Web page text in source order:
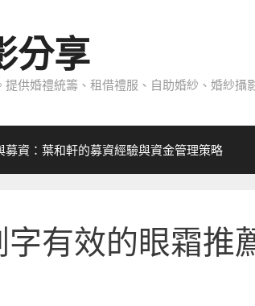
分享
供婚禮統籌、租借禮服、自助婚紗、婚紗攝
募資：葉和軒的募資經驗與資金管理策略
有效的眼霜推